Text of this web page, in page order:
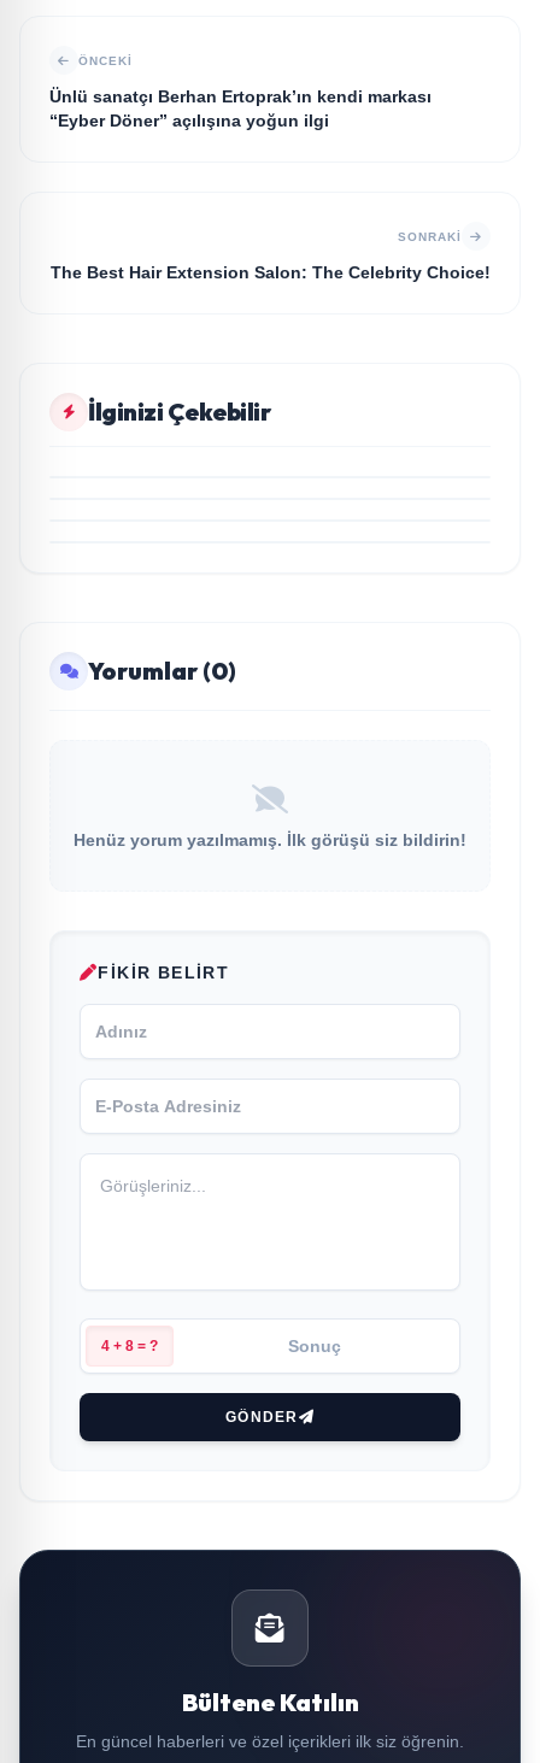
ÖNCEKI
Ünlü sanatçı Berhan Ertoprak’ın kendi markası
“Eyber Döner” açılışına yoğun ilgi
SONRAKI
The Best Hair Extension Salon: The Celebrity Choice!
İlginizi Çekebilir
KÜLTÜR SANAT
aktuel10.com: Gündemin Kalbinde Özgün
KÜLTÜR SANAT
Yorumlar (0)
Henüz yorum yazılmamış. İlk görüşü siz bildirin!
FIKIR BELIRT
4 + 8 = ?
GÖNDER
Bültene Katılın
En güncel haberleri ve özel içerikleri ilk siz öğrenin.